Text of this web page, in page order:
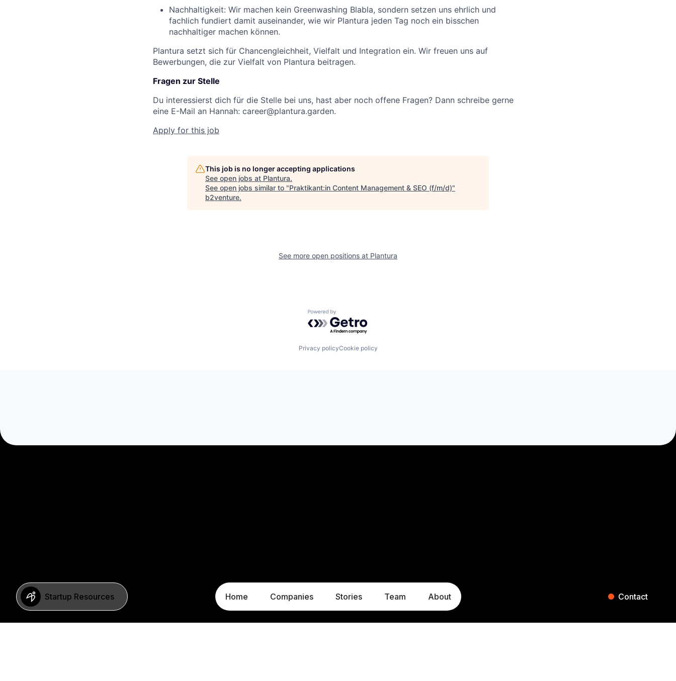
Startup Resources Home Companies Stories Team About Contact
Nachhaltigkeit: Wir machen kein Greenwashing Blabla, sondern setzen uns ehrlich und
fachlich fundiert damit auseinander, wie wir Plantura jeden Tag noch ein bisschen
nachhaltiger machen können.
Plantura setzt sich für Chancengleichheit, Vielfalt und Integration ein. Wir freuen uns auf
Bewerbungen, die zur Vielfalt von Plantura beitragen.
Fragen zur Stelle
Du interessierst dich für die Stelle bei uns, hast aber noch offene Fragen? Dann schreibe gerne
eine E-Mail an Hannah: career@plantura.garden.
Apply for this job
This job is no longer accepting applications
See open jobs at Plantura.
See open jobs similar to "Praktikant:in Content Management & SEO (f/m/d)"
b2venture.
See more open positions at Plantura
Powered by Getro.com
Privacy policyCookie policy